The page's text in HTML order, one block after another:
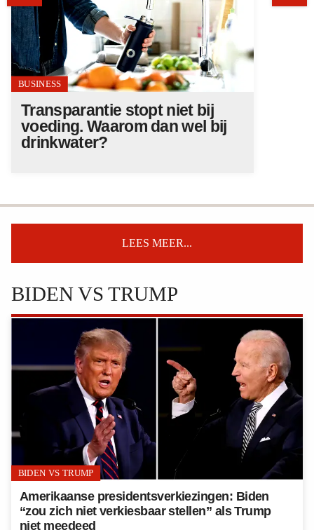
BUSINESS
Transparantie stopt niet bij
voeding. Waarom dan wel bij
drinkwater?
LEES MEER...
BIDEN VS TRUMP
BIDEN VS TRUMP
Amerikaanse presidentsverkiezingen: Biden
“zou zich niet verkiesbaar stellen” als Trump
niet meedeed